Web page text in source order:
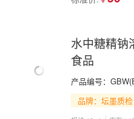
水中糖精钠
食品
产品编号：
品牌：坛墨质检